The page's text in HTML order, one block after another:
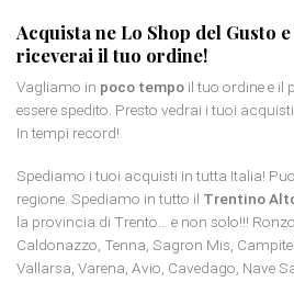
Acquista ne Lo Shop del Gusto
riceverai il tuo ordine!
Vagliamo in poco tempo il tuo ordine e il
essere spedito. Presto vedrai i tuoi
In tempi record!
Spediamo i tuoi acquisti in tutta Italia!
regione. Spediamo in tutto il Trentino
la provincia di Trento… e non solo!!!
Caldonazzo, Tenna, Sagron Mis,
Vallarsa, Varena, Avio, Cavedago, Nave